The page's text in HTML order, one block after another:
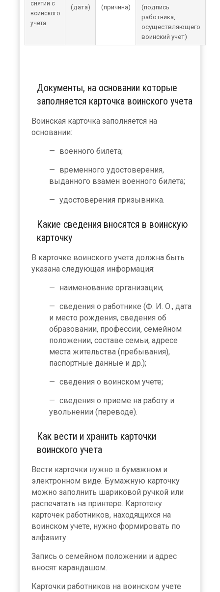
снятии с
воинского
учета
(дата) (причина)
(подпись
работника,
осуществляющего
воинский учет)
Документы, на основании которые
заполняется карточка воинского учета
Воинская карточка заполняется на
основании:
военного билета;
временного удостоверения,
выданного взамен военного билета;
удостоверения призывника.
Какие сведения вносятся в воинскую
карточку
В карточке воинского учета должна быть
указана следующая информация:
наименование организации;
сведения о работнике (Ф. И. О., дата
и место рождения, сведения об
образовании, профессии, семейном
положении, составе семьи, адресе
места жительства (пребывания),
паспортные данные и др.);
сведения о воинском учете;
сведения о приеме на работу и
увольнении (переводе).
Как вести и хранить карточки
воинского учета
Вести карточки нужно в бумажном и
электронном виде. Бумажную карточку
можно заполнить шариковой ручкой или
распечатать на принтере. Картотеку
карточек работников, находящихся на
воинском учете, нужно формировать по
алфавиту.
Запись о семейном положении и адрес
вносят карандашом.
Карточки работников на воинском учете